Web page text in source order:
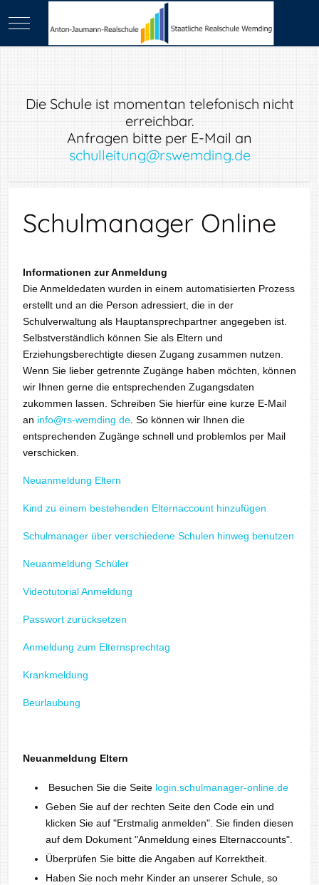
Mobile Menu Toggle
Die Schule ist momentan telefonisch nicht
erreichbar.
Anfragen bitte per E-Mail an
schulleitung@rswemding.de
Schulmanager Online
Informationen zur Anmeldung
Die Anmeldedaten wurden in einem automatisierten Prozess
erstellt und an die Person adressiert, die in der
Schulverwaltung als Hauptansprechpartner angegeben ist.
Selbstverständlich können Sie als Eltern und
Erziehungsberechtigte diesen Zugang zusammen nutzen.
Wenn Sie lieber getrennte Zugänge haben möchten, können
wir Ihnen gerne die entsprechenden Zugangsdaten
zukommen lassen. Schreiben Sie hierfür eine kurze E-Mail
an info@rs-wemding.de . So können wir Ihnen die
entsprechenden Zugänge schnell und problemlos per Mail
verschicken.
Neuanmeldung Eltern
Kind zu einem bestehenden Elternaccount hinzufügen
Schulmanager über verschiedene Schulen hinweg benutzen
Neuanmeldung Schüler
Videotutorial Anmeldung
Passwort zurücksetzen
Anmeldung zum Elternsprechtag
Krankmeldung
Beurlaubung
Neuanmeldung Eltern
Besuchen Sie die Seite login.schulmanager-online.de
Geben Sie auf der rechten Seite den Code ein und
klicken Sie auf "Erstmalig anmelden". Sie finden diesen
auf dem Dokument "Anmeldung eines Elternaccounts".
Überprüfen Sie bitte die Angaben auf Korrektheit.
Haben Sie noch mehr Kinder an unserer Schule, so